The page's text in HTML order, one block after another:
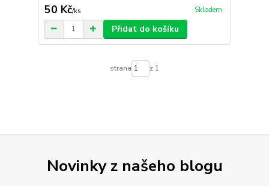
50 Kč/ks Skladem
Přidat do košíku
strana z 1
Novinky z našeho blogu